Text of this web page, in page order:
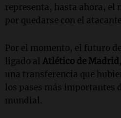
representa, hasta ahora, el
por quedarse con el
Por el momento, el futuro
ligado al Atlético de Madrid
una transferencia que
los pases más importantes
mundial.